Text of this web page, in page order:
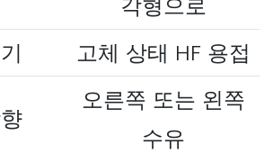
고체 상태 HF 용접
오른쪽 또는 왼쪽
수유